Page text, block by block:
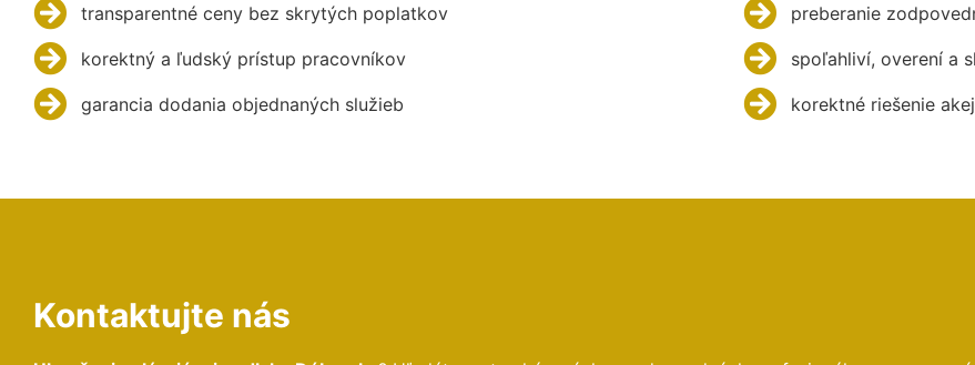
transparentné ceny bez skrytých poplatkov
korektný a ľudský prístup pracovníkov
garancia dodania objednaných služieb
preberanie
spoľahliví, overení a
korektné riešenie
Kontaktujte nás